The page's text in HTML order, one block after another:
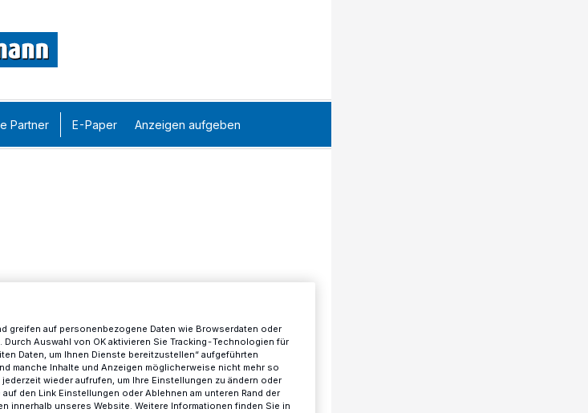
Partner E-Paper Anzeigen aufgeben
greifen auf personenbezogene Daten wie Browserdaten oder
Durch Auswahl von OK aktivieren Sie Tracking-Technologien für
Daten, um Ihnen Dienste bereitzustellen“ aufgeführten
manche Inhalte und Anzeigen möglicherweise nicht mehr so
wieder aufrufen, um Ihre Einstellungen zu ändern oder
den Link Einstellungen oder Ablehnen am unteren Rand der
innerhalb unseres Website. Weitere Informationen finden Sie in